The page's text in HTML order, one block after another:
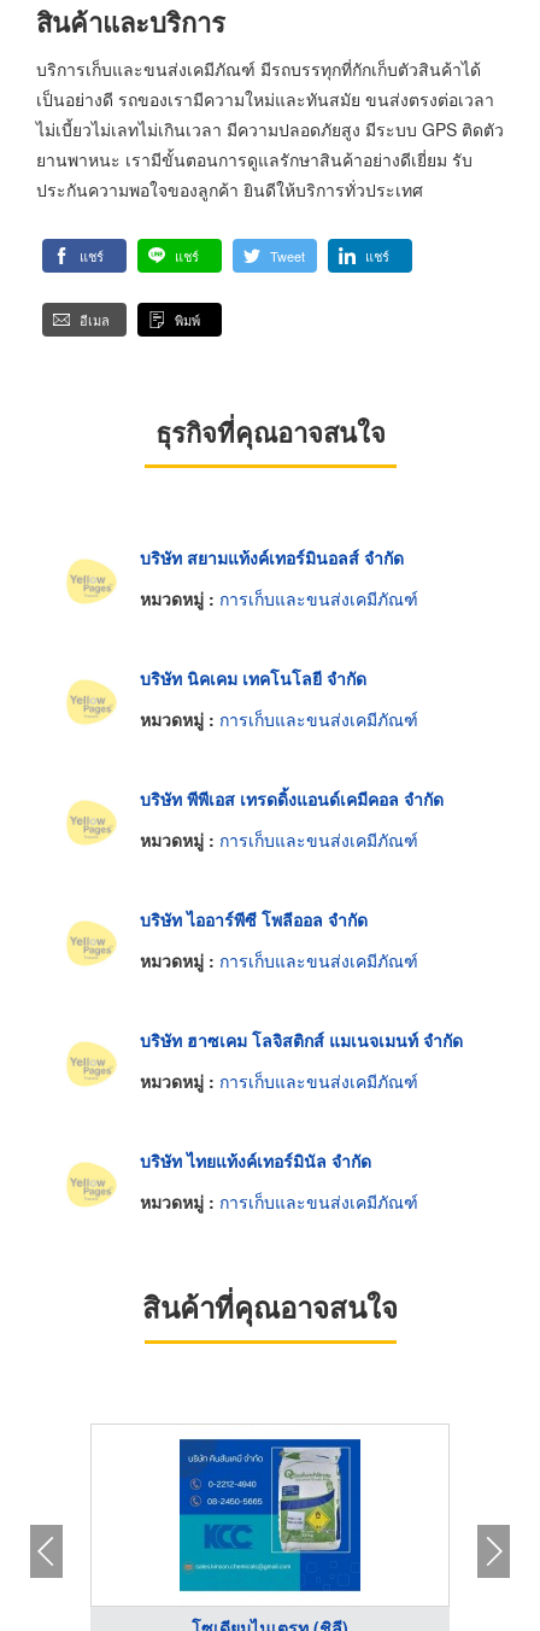
สินค้าและบริการ
บริการเก็บและขนส่งเคมีภัณฑ์ มีรถบรรทุกที่กักเก็บตัวสินค้าได้
เป็นอย่างดี รถของเรามีความใหม่และทันสมัย ขนส่งตรงต่อเวลา
ไม่เบี้ยวไม่เลทไม่เกินเวลา มีความปลอดภัยสูง มีระบบ GPS ติดตัว
ยานพาหนะ เรามีขั้นตอนการดูแลรักษาสินค้าอย่างดีเยี่ยม รับ
ประกันความพอใจของลูกค้า ยินดีให้บริการทั่วประเทศ
แชร์ แชร์ Tweet แชร์
อีเมล พิมพ์
ธุรกิจที่คุณอาจสนใจ
บริษัท สยามแท้งค์เทอร์มินอลส์ จำกัด
หมวดหมู่ : การเก็บและขนส่งเคมีภัณฑ์
บริษัท นิคเคม เทคโนโลยี จำกัด
หมวดหมู่ : การเก็บและขนส่งเคมีภัณฑ์
บริษัท พีพีเอส เทรดดิ้งแอนด์เคมีคอล จำกัด
หมวดหมู่ : การเก็บและขนส่งเคมีภัณฑ์
บริษัท ไออาร์พีซี โพลีออล จำกัด
หมวดหมู่ : การเก็บและขนส่งเคมีภัณฑ์
บริษัท ฮาซเคม โลจิสติกส์ แมเนจเมนท์ จำกัด
หมวดหมู่ : การเก็บและขนส่งเคมีภัณฑ์
บริษัท ไทยแท้งค์เทอร์มินัล จำกัด
หมวดหมู่ : การเก็บและขนส่งเคมีภัณฑ์
สินค้าที่คุณอาจสนใจ